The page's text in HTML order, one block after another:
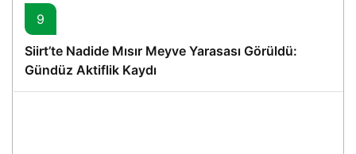
9
Siirt’te Nadide Mısır Meyve Yarasası Görüldü:
Gündüz Aktiflik Kaydı